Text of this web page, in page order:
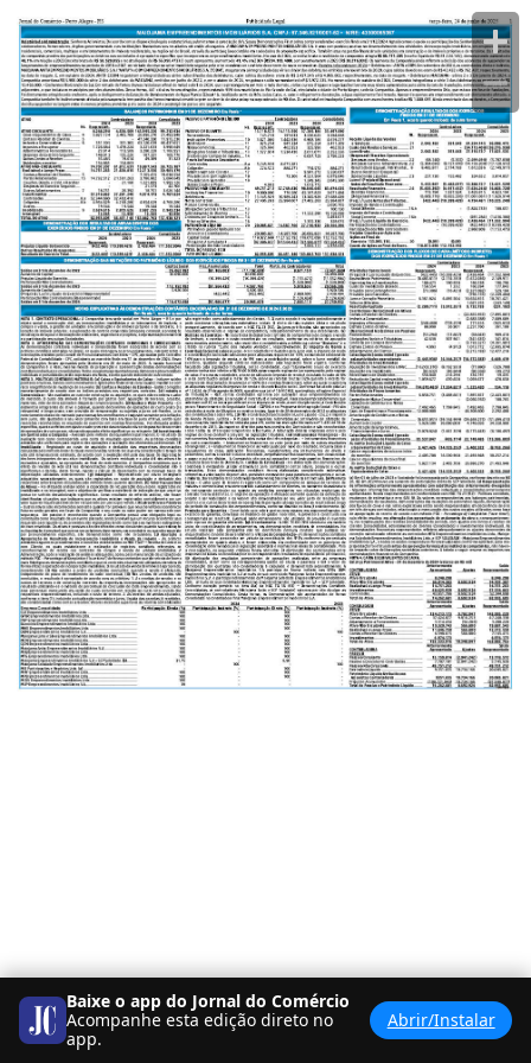
Baixe o app do Jornal do Comércio
Acompanhe esta edição direto no
app.
Abrir/Instalar